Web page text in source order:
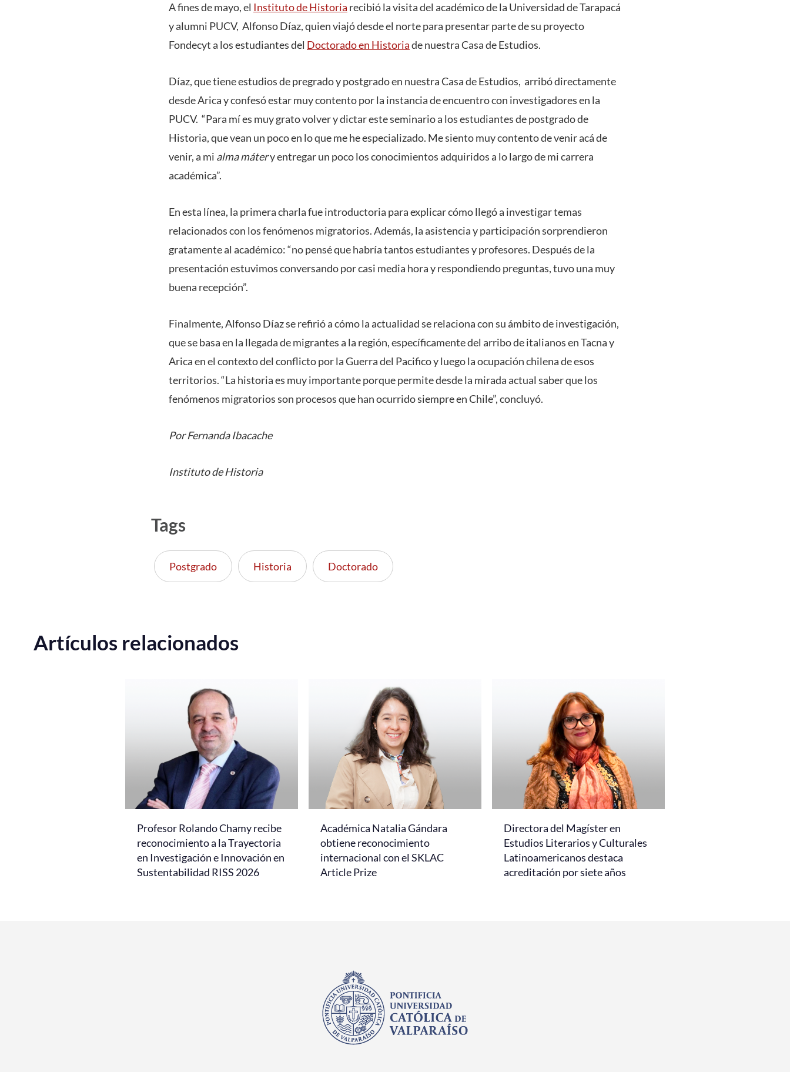
A fines de mayo, el Instituto de Historia recibió la visita del académico de la Universidad de Tarapacá
y alumni PUCV, Alfonso Díaz, quien viajó desde el norte para presentar parte de su proyecto
Fondecyt a los estudiantes del Doctorado en Historiade nuestra Casa de Estudios.
Díaz, que tiene estudios de pregrado y postgrado en nuestra Casa de Estudios, arribó directamente
desde Arica y confesó estar muy contento por la instancia de encuentro con investigadores en la
PUCV. “Para mí es muy grato volver y dictar este seminario a los estudiantes de postgrado de
Historia, que vean un poco en lo que me he especializado. Me siento muy contento de venir acá de
venir, a mi alma mátery entregar un poco los conocimientos adquiridos a lo largo de mi carrera
académica”.
En esta línea, la primera charla fue introductoria para explicar cómo llegó a investigar temas
relacionados con los fenómenos migratorios. Además, la asistencia y participación sorprendieron
gratamente al académico: “no pensé que habría tantos estudiantes y profesores. Después de la
presentación estuvimos conversando por casi media hora y respondiendo preguntas, tuvo una muy
buena recepción”.
Finalmente, Alfonso Díaz se refirió a cómo la actualidad se relaciona con su ámbito de investigación,
que se basa en la llegada de migrantes a la región, específicamente del arribo de italianos en Tacna y
Arica en el contexto del conflicto por la Guerra del Pacifico y luego la ocupación chilena de esos
territorios. “La historia es muy importante porque permite desde la mirada actual saber que los
fenómenos migratorios son procesos que han ocurrido siempre en Chile”, concluyó.
Por Fernanda Ibacache
Instituto de Historia
Tags
Postgrado Historia Doctorado
Artículos relacionados
Profesor Rolando Chamy recibe
reconocimiento a la Trayectoria
en Investigación e Innovación en
Sustentabilidad RISS 2026
Académica Natalia Gándara
obtiene reconocimiento
internacional con el SKLAC
Article Prize
Directora del Magíster en
Estudios Literarios y Culturales
Latinoamericanos destaca
acreditación por siete años